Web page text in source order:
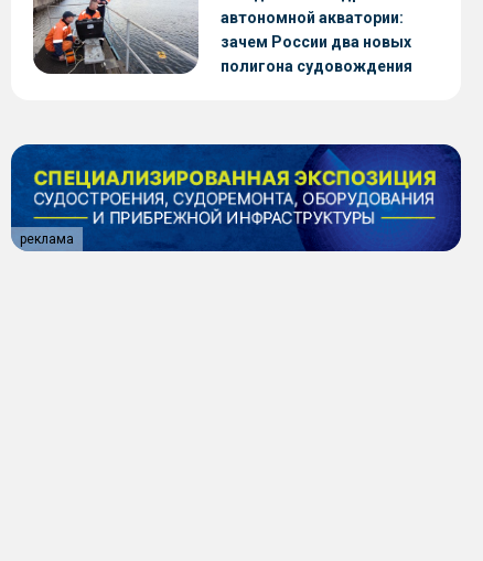
автономной акватории:
зачем России два новых
полигона судовождения
реклама